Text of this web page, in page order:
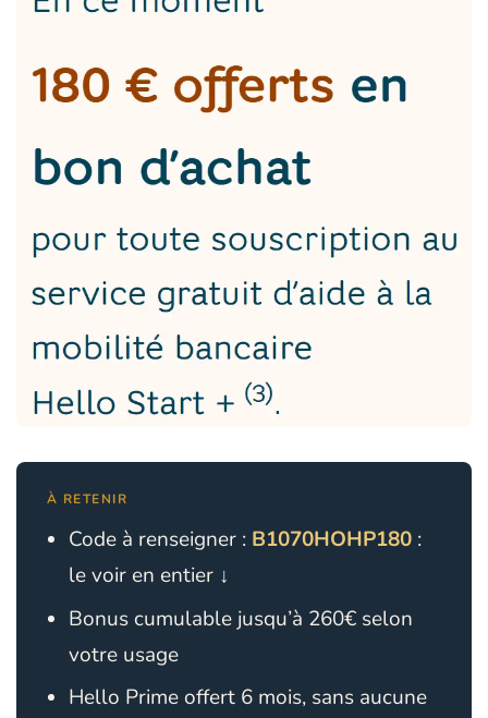
À RETENIR
Code à renseigner : B1070HOHP180 :
le voir en entier ↓
Bonus cumulable jusqu’à 260€ selon
votre usage
Hello Prime offert 6 mois, sans aucune